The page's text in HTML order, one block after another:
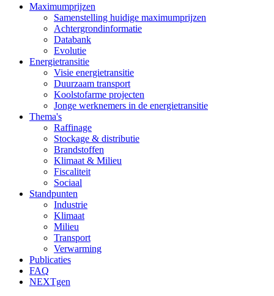
Maximumprijzen
Samenstelling huidige maximumprijzen
Achtergrondinformatie
Databank
Evolutie
Energietransitie
Visie energietransitie
Duurzaam transport
Koolstofarme projecten
Jonge werknemers in de energietransitie
Thema's
Raffinage
Stockage & distributie
Brandstoffen
Klimaat & Milieu
Fiscaliteit
Sociaal
Standpunten
Industrie
Klimaat
Milieu
Transport
Verwarming
Publicaties
FAQ
NEXTgen